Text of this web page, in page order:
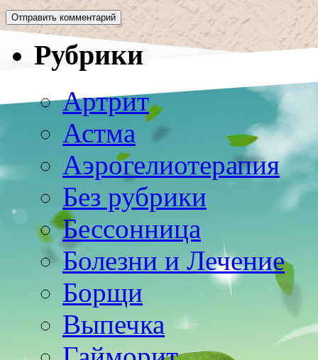
Рубрики
Артрит
Астма
Аэрогелиотерапия
Без рубрики
Бессонница
Болезни и Лечение
Борщи
Выпечка